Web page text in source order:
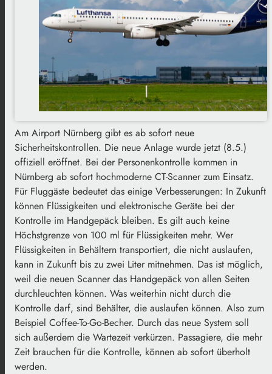
Am Airport Nürnberg gibt es ab sofort neue
Sicherheitskontrollen. Die neue Anlage wurde jetzt (8.5.)
offiziell eröffnet. Bei der Personenkontrolle kommen in
Nürnberg ab sofort hochmoderne CT-Scanner zum Einsatz.
Für Fluggäste bedeutet das einige Verbesserungen: In Zukunft
können Flüssigkeiten und elektronische Geräte bei der
Kontrolle im Handgepäck bleiben. Es gilt auch keine
Höchstgrenze von 100 ml für Flüssigkeiten mehr. Wer
Flüssigkeiten in Behältern transportiert, die nicht auslaufen,
kann in Zukunft bis zu zwei Liter mitnehmen. Das ist möglich,
weil die neuen Scanner das Handgepäck von allen Seiten
durchleuchten können. Was weiterhin nicht durch die
Kontrolle darf, sind Behälter, die auslaufen können. Also zum
Beispiel Coffee-To-Go-Becher. Durch das neue System soll
sich außerdem die Wartezeit verkürzen. Passagiere, die mehr
Zeit brauchen für die Kontrolle, können ab sofort überholt
werden.